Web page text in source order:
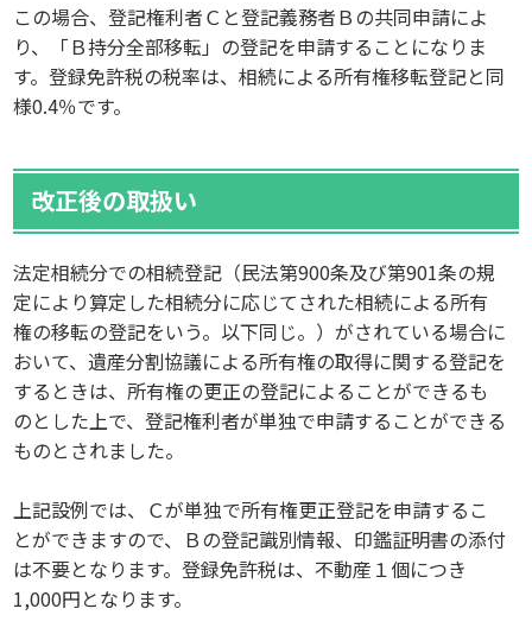
この場合、登記権利者Ｃと登記義務者Ｂの共同申請によ
り、「Ｂ持分全部移転」の登記を申請することになりま
す。登録免許税の税率は、相続による所有権移転登記と同
様0.4％です。
改正後の取扱い
法定相続分での相続登記（民法第900条及び第901条の規
定により算定した相続分に応じてされた相続による所有
権の移転の登記をいう。以下同じ。）がされている場合に
おいて、遺産分割協議による所有権の取得に関する登記を
するときは、所有権の更正の登記によることができるも
のとした上で、登記権利者が単独で申請することができる
ものとされました。
上記設例では、Ｃが単独で所有権更正登記を申請するこ
とができますので、Ｂの登記識別情報、印鑑証明書の添付
は不要となります。登録免許税は、不動産１個につき
1,000円となります。